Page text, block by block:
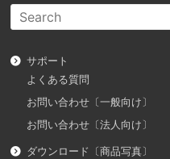
サポート
よくある質問
お問い合わせ〔一般向け〕
お問い合わせ〔法人向け〕
ダウンロード〔商品写真〕